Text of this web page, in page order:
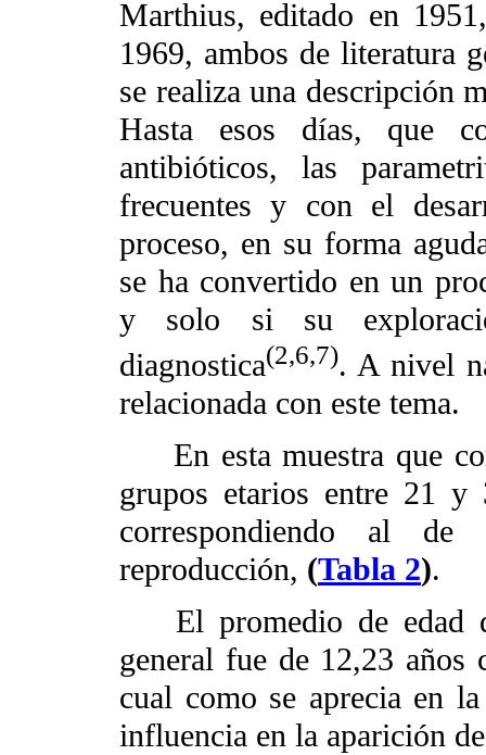
Marthius, editado en
1969, ambos de literatura
se realiza una descripción
Hasta esos días, que
antibióticos, las
frecuentes y con el
proceso, en su forma
se ha convertido en un
y solo si su
diagnostica(2,6,7). A nivel
relacionada con este tema.
En esta muestra que
grupos etarios entre 21 y
correspondiendo al
reproducción, (Tabla 2).
El promedio de edad
general fue de 12,23
cual como se aprecia en
influencia en la aparición